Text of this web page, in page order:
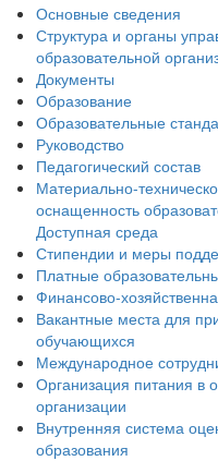
Основные сведения
Структура и органы
образовательной
Документы
Образование
Образовательные
Руководство
Педагогический состав
Материально-
оснащенность
Доступная среда
Стипендии и меры
Платные
Финансово-
Вакантные места для
обучающихся
Международное
Организация питания в
организации
Внутренняя система
образования